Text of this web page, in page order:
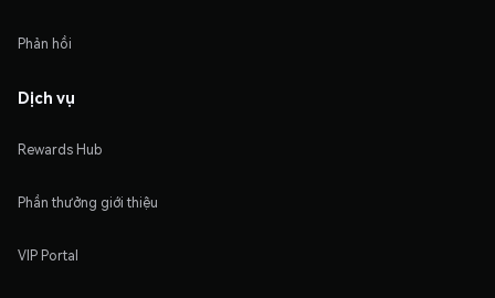
Phản hồi
Dịch vụ
Rewards Hub
Phần thưởng giới thiệu
VIP Portal